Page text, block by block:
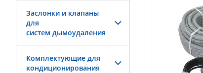
Заслонки и клапаны
для
систем дымоудаления
Комплектующие для
кондиционирования